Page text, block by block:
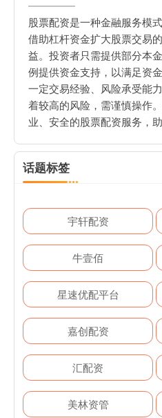
股票配资是一种金融服务模
借助杠杆资金扩大股票交易
益。投资者只需提供部分本
例提供资金支持，以满足资
一定交易经验、风险承受能
着较高的风险，需谨慎操作
业、安全的股票配资服务，
话题标签
宇轩配资
牛壹佰
星速优配平台
嘉创配资
汇配资
美林资管